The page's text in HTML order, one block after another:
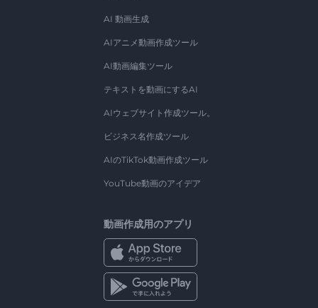
AI 動画生成
AIアニメ動画作成ツール
AI動画編集ツール
テキストを動画にするAI
AIウェブサイト作成ツール。
ビジネス名作成ツール
AIのTikTok動画作成ツール
YouTube動画のアイデア
動画作成用のアプリ